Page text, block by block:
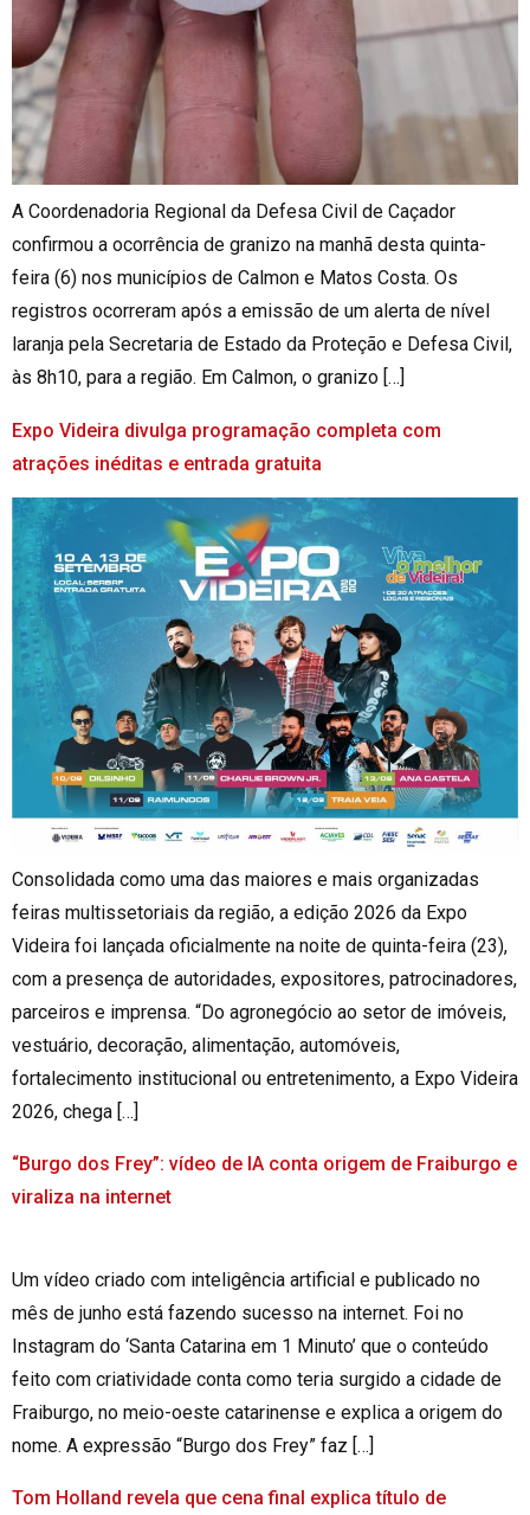
A Coordenadoria Regional da Defesa Civil de Caçador
confirmou a ocorrência de granizo na manhã desta quinta-
feira (6) nos municípios de Calmon e Matos Costa. Os
registros ocorreram após a emissão de um alerta de nível
laranja pela Secretaria de Estado da Proteção e Defesa Civil,
às 8h10, para a região. Em Calmon, o granizo […]
Expo Videira divulga programação completa com
atrações inéditas e entrada gratuita
Consolidada como uma das maiores e mais organizadas
feiras multissetoriais da região, a edição 2026 da Expo
Videira foi lançada oficialmente na noite de quinta-feira (23),
com a presença de autoridades, expositores, patrocinadores,
parceiros e imprensa. “Do agronegócio ao setor de imóveis,
vestuário, decoração, alimentação, automóveis,
fortalecimento institucional ou entretenimento, a Expo Videira
2026, chega […]
“Burgo dos Frey”: vídeo de IA conta origem de Fraiburgo e
viraliza na internet
Um vídeo criado com inteligência artificial e publicado no
mês de junho está fazendo sucesso na internet. Foi no
Instagram do ‘Santa Catarina em 1 Minuto’ que o conteúdo
feito com criatividade conta como teria surgido a cidade de
Fraiburgo, no meio-oeste catarinense e explica a origem do
nome. A expressão “Burgo dos Frey” faz […]
Tom Holland revela que cena final explica título de